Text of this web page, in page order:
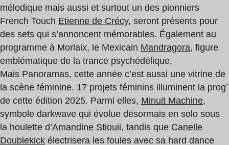
mélodique mais aussi et surtout un des pionniers
French Touch Etienne de Crécy, seront présents pour
des sets qui s’annoncent mémorables. Également au
programme à Morlaix, le Mexicain Mandragora, figure
emblématique de la trance psychédélique,
Mais Panoramas, cette année c’est aussi une vitrine de
la scène féminine. 17 projets féminins illuminent la prog’
de cette édition 2025. Parmi elles, Minuit Machine,
symbole darkwave qui évolue désormais en solo sous
la houlette d’Amandine Stiouii, tandis que Canelle
Doublekick électrisera les foules avec sa hard dance